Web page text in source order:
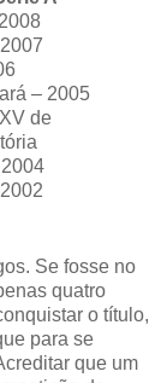
– 2005
de
Se fosse no
quatro
o título,
para se
que um